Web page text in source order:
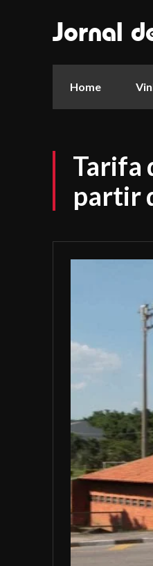
Jornal
Home
Tarifa
partir